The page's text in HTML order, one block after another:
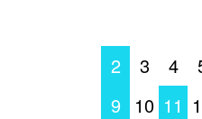
2
3 4
9
10 11